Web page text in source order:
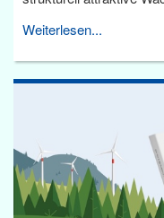
Weiterlesen...